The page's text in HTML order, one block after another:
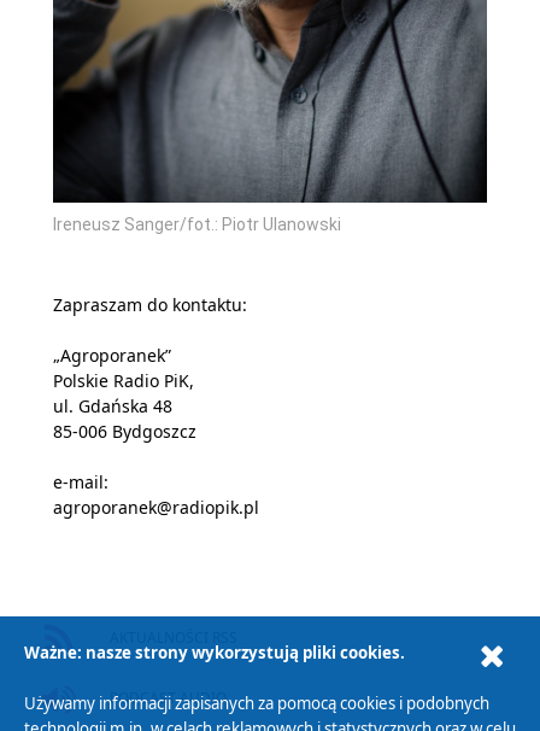
Ireneusz Sanger/fot.: Piotr Ulanowski
Zapraszam do kontaktu:
„Agroporanek”
Polskie Radio PiK,
ul. Gdańska 48
85-006 Bydgoszcz
e-mail:
agroporanek@radiopik.pl
PODCAST AUDIO
Ważne: nasze strony wykorzystują pliki cookies.
Używamy informacji zapisanych za pomocą cookies i podobnych